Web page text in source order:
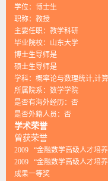
学位：博士生
职称：教授
主要任职：教学科研
毕业院校：山东大学
博士生导师是
硕士生导师是
学科：概率论与数理统计,计
所属院系：数学学院
是否有海外经历：否
是否外籍人员：否
学术荣誉
曾获荣誉
2009 “金融数学高级人才培
2009 “金融数学高级人才培
成果一等奖